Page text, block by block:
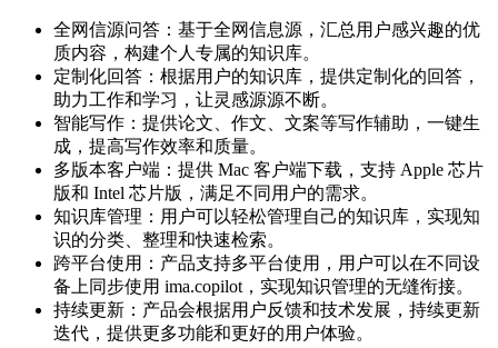
全网信源问答：基于全网信息源，汇总用户感兴趣的优
质内容，构建个人专属的知识库。
定制化回答：根据用户的知识库，提供定制化的回答，
助力工作和学习，让灵感源源不断。
智能写作：提供论文、作文、文案等写作辅助，一键生
成，提高写作效率和质量。
多版本客户端：提供 Mac 客户端下载，支持 Apple 芯片
版和 Intel 芯片版，满足不同用户的需求。
知识库管理：用户可以轻松管理自己的知识库，实现知
识的分类、整理和快速检索。
跨平台使用：产品支持多平台使用，用户可以在不同设
备上同步使用 ima.copilot，实现知识管理的无缝衔接。
持续更新：产品会根据用户反馈和技术发展，持续更新
迭代，提供更多功能和更好的用户体验。